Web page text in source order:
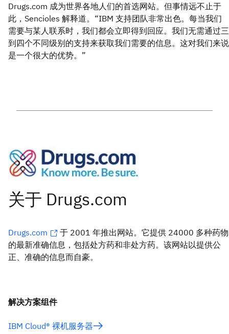
Drugs.com 成为世界各地人们的首选网站。但事情远不止于
此，Sencioles 解释道。“IBM 支持团队非常出色。每当我们
需要与某人联系时，我们都会立即得到回应。我们无需通过三
到四个不同级别的支持来获取我们需要的信息。这对我们来说
是一个很大的优势。”
Drugs.com
于 2001 年推出网站。它提供 24000 多种药物
的最新准确信息，包括处方药和非处方药。该网站以提供公
正、准确的信息而自豪。
解决方案组件
IBM Cloud® 裸机服务器